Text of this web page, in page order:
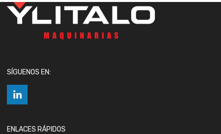
SÍGUENOS EN:
ENLACES RÁPIDOS